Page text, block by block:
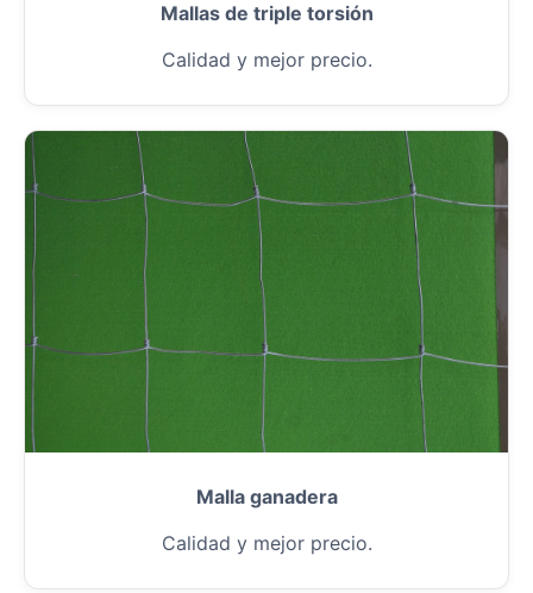
Mallas de triple torsión
Calidad y mejor precio.
Malla ganadera
Calidad y mejor precio.